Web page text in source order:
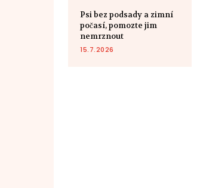
Psi bez podsady a zimní
počasí, pomozte jim
nemrznout
15.7.2026